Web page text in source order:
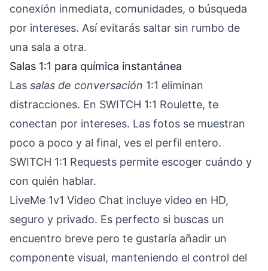
conexión inmediata, comunidades, o búsqueda
por intereses. Así evitarás saltar sin rumbo de
una sala a otra.
Salas 1:1 para química instantánea
Las salas de conversación 1:1 eliminan
distracciones. En SWITCH 1:1 Roulette, te
conectan por intereses. Las fotos se muestran
poco a poco y al final, ves el perfil entero.
SWITCH 1:1 Requests permite escoger cuándo y
con quién hablar.
LiveMe 1v1 Video Chat incluye video en HD,
seguro y privado. Es perfecto si buscas un
encuentro breve pero te gustaría añadir un
componente visual, manteniendo el control del